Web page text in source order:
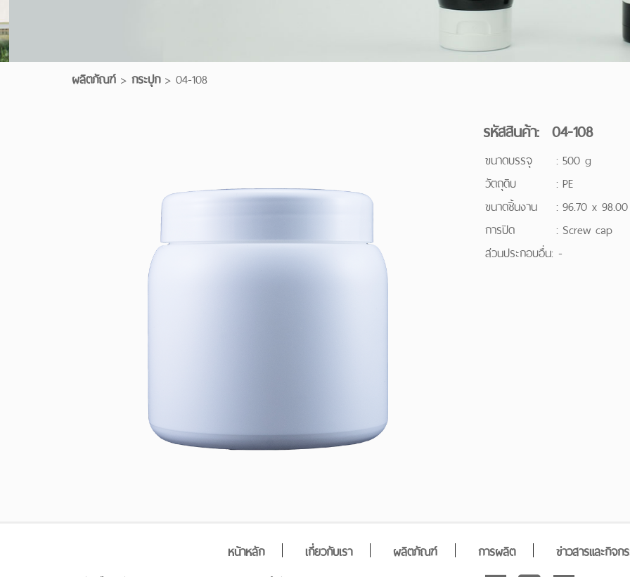
ผลิตภัณฑ์ > กระปุก> 04-108
รหัสสินค้า: 04-108
ขนาดบรรจุ : 500 g
วัตถุดิบ
: PE
ขนาดชิ้นงาน
: 96.70 x
การปิด
: Screw cap
ส่วนประกอบอื่น: -
หน้าหลัก เกี่ยวกับเรา ผลิตภัณฑ์ การผลิต ข่าวสารและกิจก